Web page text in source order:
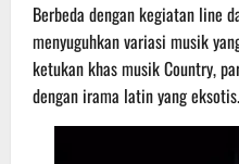
Berbeda dengan kegiatan line
menyuguhkan variasi musik
ketukan khas musik Country,
dengan irama latin yang eksotis.